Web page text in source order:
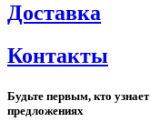
Доставка
Контакты
Будьте первым, кто
предложениях